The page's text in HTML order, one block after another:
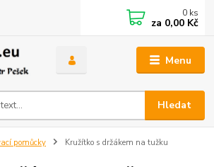
Menu
Hledat
0 ks
za 0,00 Kč
pomůcky Kružítko s držákem na tužku